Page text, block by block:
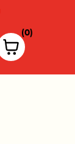
(0)